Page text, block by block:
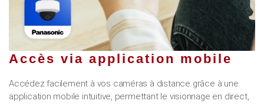
Accès via application mobile
Accédez facilement à vos caméras à distance grâce à une
application mobile intuitive, permettant le visionnage en direct,